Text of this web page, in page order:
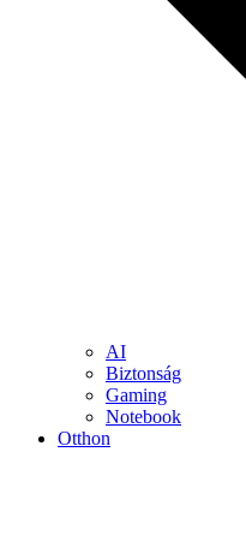
AI
Biztonság
Gaming
Notebook
Otthon